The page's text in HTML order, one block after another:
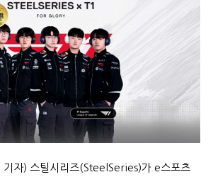
기자) 스틸시리즈(SteelSeries)가 e스포츠